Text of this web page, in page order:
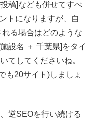
稿]なども併せてすべ
トになりますが、自
る場合はどのような
設名 ＋ 千葉県]をタイ
てしてくださいね。
も20サイト)しましょ
逆SEOを行い続ける